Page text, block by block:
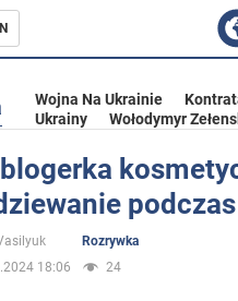
Wojna Na Ukrainie
Ukrainy
Wołodymyr
blogerka
Rozrywka
18:06
24